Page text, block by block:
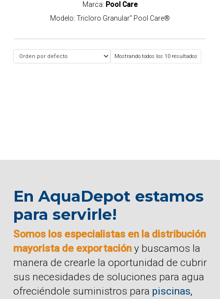
Marca: Pool Care
Modelo: Tricloro Granular" Pool Care®
Mostrando todos los 10 resultados
En AquaDepot estamos
para servirle!
Somos los especialistas en la distribución
mayorista de exportacióny buscamos la
manera de crearle la oportunidad de cubrir
sus necesidades de soluciones para agua
ofreciéndole suministros para piscinas,